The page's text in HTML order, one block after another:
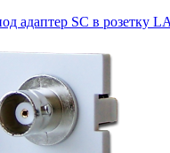
адаптер SC в розетку